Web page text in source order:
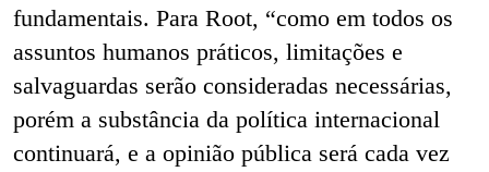
fundamentais. Para Root, “como em todos os
assuntos humanos práticos, limitações e
salvaguardas serão consideradas necessárias,
porém a substância da política internacional
continuará, e a opinião pública será cada vez